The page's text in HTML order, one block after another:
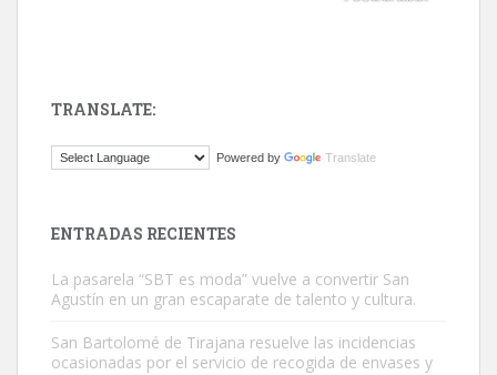
Este gato macho ha aparecido en la calle hace menos de un mes,
TRANSLATE:
Powered by Translate
ENTRADAS RECIENTES
La pasarela “SBT es moda” vuelve a convertir San
Agustín en un gran escaparate de talento y cultura.
San Bartolomé de Tirajana resuelve las incidencias
ocasionadas por el servicio de recogida de envases y